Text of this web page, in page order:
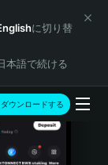
に切り替
本語で続ける
ウンロードする